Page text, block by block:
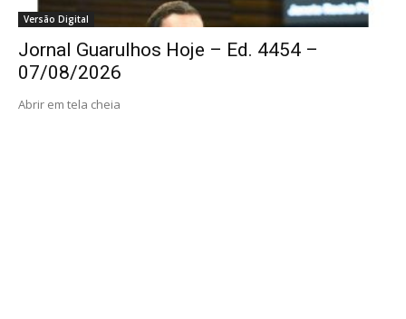
Versão Digital
Jornal Guarulhos Hoje – Ed. 4454 –
07/08/2026
Abrir em tela cheia